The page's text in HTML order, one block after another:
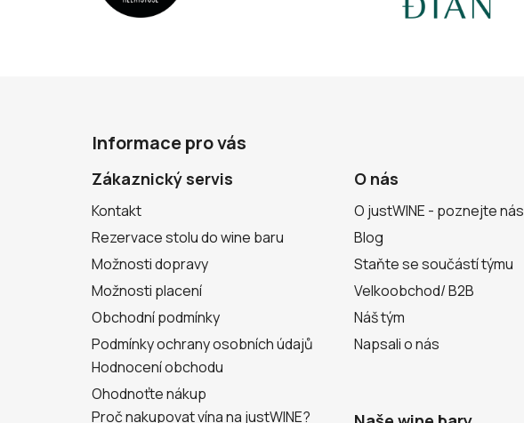
Informace pro vás
Zákaznický servis
Kontakt
Rezervace stolu do wine baru
Možnosti dopravy
Možnosti placení
Obchodní podmínky
Podmínky ochrany osobních údajů
Hodnocení obchodu
Ohodnoťte nákup
Proč nakupovat vína na justWINE?
O nás
O justWINE - poznejte nás
Blog
Staňte se součástí týmu
Velkoobchod/ B2B
Náš tým
Napsali o nás